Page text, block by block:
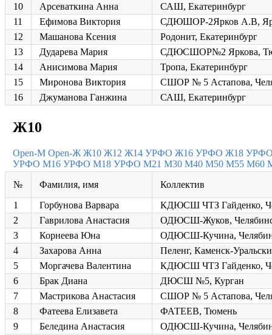
10
Арсеваткина Анна
САШ, Екатеринбург
11
Ефимова Виктория
СДЮШОР-2Ярков А.В,
12
Машанова Ксения
Родонит, Екатеринбург
13
Дударева Мария
СДЮСШОР№2 Яркова,
14
Анисимова Мария
Тропа, Екатеринбург
15
Миронова Виктория
СШОР № 5 Астапова,
16
Джуманова Ганжина САШ, Екатеринбург
Ж10
Open-M Open-Ж Ж10 Ж12 Ж14 УРФО Ж16 УРФО Ж18
УРФО М16 УРФО М18 УРФО М21 М30 М40 М50 М55 М60
№ Фамилия, имя
Коллектив
1
Горбунова Варвара
КДЮСШ ЧТЗ Гайденко,
2
Гаврилова Анастасия
ОДЮСШ-Жуков,
3
Корнеева Юна
ОДЮСШ-Кучина,
4
Захарова Анна
Пеленг, Каменск-
5
Моргачева Валентина
КДЮСШ ЧТЗ Гайденко,
6
Брак Диана
ДЮСШ №5, Курган
7
Мастрикова Анастасия
СШОР № 5 Астапова,
8
Фатеева Елизавета
ФАТЕЕВ, Тюмень
9
Беледина Анастасия
ОДЮСШ-Кучина,